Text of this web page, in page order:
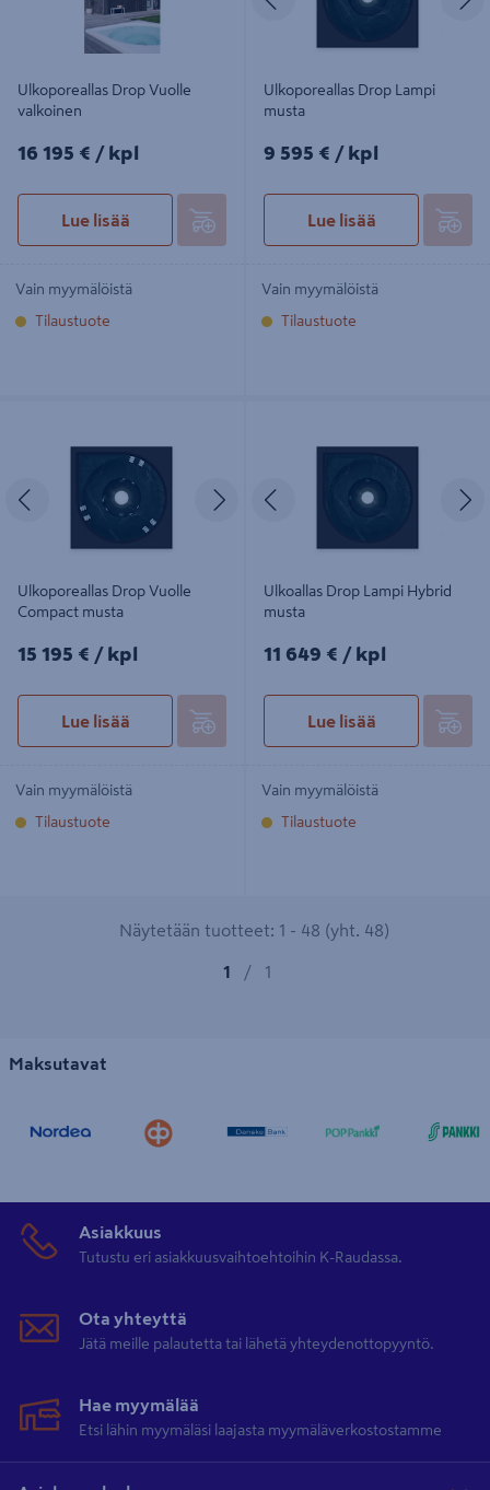
Ulkoporeallas Drop Vuolle
valkoinen
16195€/kpl
16 195 € / kpl
Lue lisää
Vain myymälöistä
Tilaustuote
Ulkoporeallas Drop Lampi
musta
9595€/kpl
9 595 € / kpl
Lue lisää
Vain myymälöistä
Tilaustuote
Seuraava
Ulkoporeallas Drop Vuolle
Compact musta
15195€/kpl
15 195 € / kpl
Lue lisää
Vain myymälöistä
Tilaustuote
Ulkoallas Drop Lampi Hybrid
musta
11649€/kpl
11 649 € / kpl
Lue lisää
Vain myymälöistä
Tilaustuote
Näytetään tuotteet: 1 - 48 (yht. 48)
1 / 1
Maksutavat
Asiakkuus
Tutustu eri asiakkuusvaihtoehtoihin K-Raudassa.
Ota yhteyttä
Jätä meille palautetta tai lähetä yhteydenottopyyntö.
Hae myymälää
Etsi lähin myymäläsi laajasta myymäläverkostostamme